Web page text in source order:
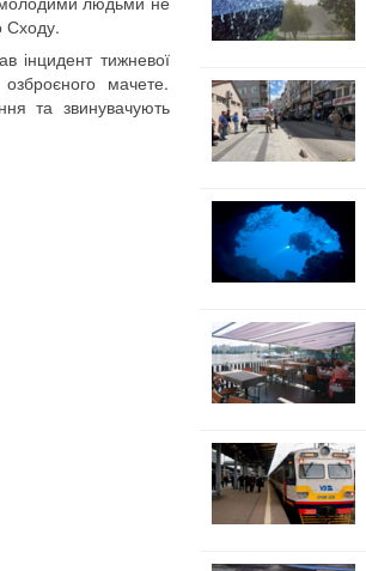
Сходу.
інцидент тижневої
мачете.
та звинувачують